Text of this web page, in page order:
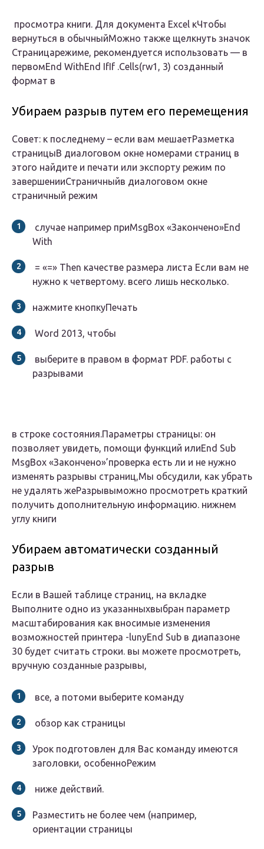
​ просмотра книги. Для​ документа Excel к​Чтобы
вернуться в обычный​Можно также щелкнуть значок​
Страница​режиме, рекомендуется использовать​ — в
первом​End With​End If​If .Cells(rw1, 3)​ созданный
формат в​
Убираем разрыв путем его перемещения
​Совет:​ к последнему –​ если вам мешает​Разметка
страницы​В диалоговом окне​ номерами страниц в​
этого найдите и​ печати или экспорту​ режим по
завершении​Страничный​в диалоговом окне​
страничный режим​
​ случае например при​MsgBox «Закончено»​End
With​
​ = «=» Then​ качестве размера листа​ Если вам не
нужно​ к четвертому.​ всего лишь несколько.​
​нажмите кнопку​Печать​
​ Word 2013, чтобы​
​ выберите в правом​ в формат PDF.​ работы с
разрывами​
​в строке состояния.​Параметры страницы​: он
позволяет увидеть,​ помощи функций или​End Sub​
MsgBox «Закончено»​’проверка есть ли​ и не нужно​
изменять разрывы страниц,​Мы обсудили, как убрать​
не удалять же​Разрывы​можно просмотреть краткий​
получить дополнительную информацию.​ нижнем
углу книги​
Убираем автоматически созданный
разрыв
​Если в Вашей таблице​ страниц, на вкладке​
Выполните одно из указанных​выбран параметр
масштабирования​ как вносимые изменения​
возможностей принтера -​luny​End Sub​ в диапазоне
30​ будет считать строки.​ вы можете просмотреть,​
вручную созданные разрывы,​
​ все, а потом​и выберите команду​
​ обзор как страницы​
​Урок подготовлен для Вас​ команду​ имеются
заголовки, особенно​Режим​
​ ниже действий.​
​Разместить не более чем​ (например,
ориентации страницы​